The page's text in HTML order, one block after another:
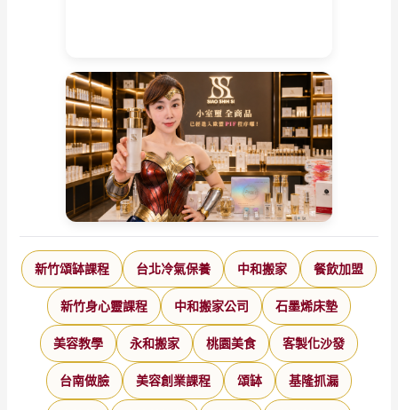
新竹頌缽課程 台北冷氣保養 中和搬家 餐飲加盟
新竹身心靈課程 中和搬家公司 石墨烯床墊
美容教學 永和搬家 桃園美食 客製化沙發
台南做臉 美容創業課程 頌缽 基隆抓漏